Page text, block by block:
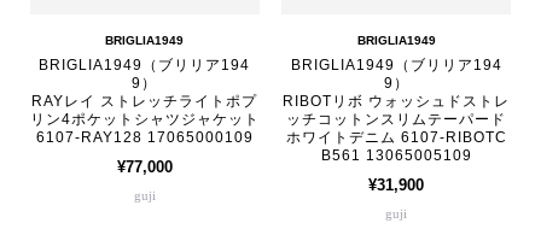
BRIGLIA1949
BRIGLIA1949（ブリリア194
9）
RAYレイ ストレッチライトポプ
リン4ポケットシャツジャケット
6107-RAY128 17065000109
¥77,000
guji
BRIGLIA1949
BRIGLIA1949（ブリリア194
9）
RIBOTリボ ウォッシュドストレ
ッチコットンスリムテーパード
ホワイトデニム 6107-RIBOTC
B561 13065005109
¥31,900
guji